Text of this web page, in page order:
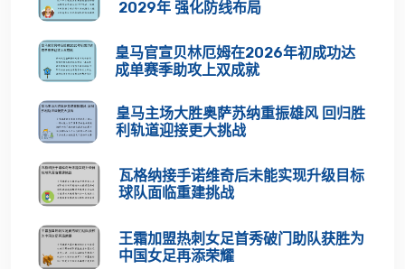
2029年 强化防线布局
皇马官宣贝林厄姆在2026年初成功达
成单赛季助攻上双成就
皇马主场大胜奥萨苏纳重振雄风 回归胜
利轨道迎接更大挑战
瓦格纳接手诺维奇后未能实现升级目标
球队面临重建挑战
王霜加盟热刺女足首秀破门助队获胜为
中国女足再添荣耀